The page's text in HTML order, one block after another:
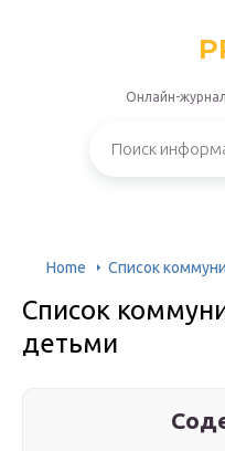
Онлайн-
Home Список
Список
детьми